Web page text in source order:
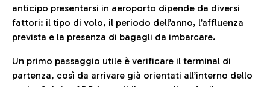
anticipo presentarsi in aeroporto dipende da diversi
fattori: il tipo di volo, il periodo dell’anno, l’affluenza
prevista e la presenza di bagagli da imbarcare.
Un primo passaggio utile è verificare il terminal di
partenza, così da arrivare già orientati all’interno dello